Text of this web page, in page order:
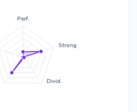
Perf.
Strong
Divid.